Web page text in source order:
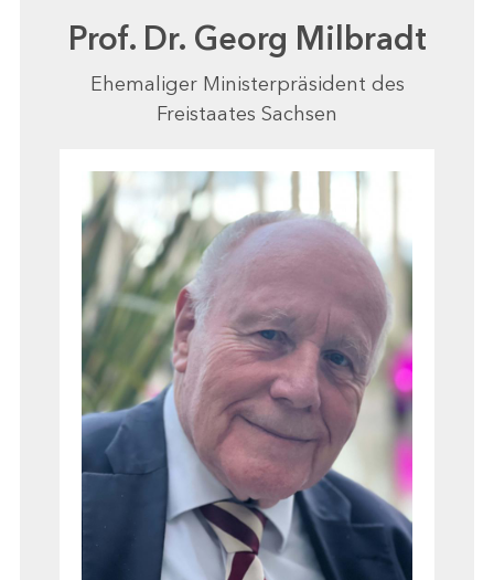
Prof. Dr. Georg Milbradt
Ehemaliger Ministerpräsident des
Freistaates Sachsen